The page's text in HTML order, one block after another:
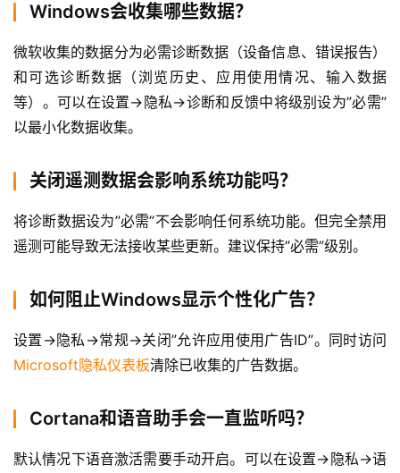
程
学
院
Windows会收集哪些数据？
微软收集的数据分为必需诊断数据（设备信息、错误报告）
和可选诊断数据（浏览历史、应用使用情况、输入数据
等）。可以在设置→隐私→诊断和反馈中将级别设为”必需”
以最小化数据收集。
关闭遥测数据会影响系统功能吗？
将诊断数据设为”必需”不会影响任何系统功能。但完全禁用
遥测可能导致无法接收某些更新。建议保持”必需”级别。
如何阻止Windows显示个性化广告？
设置→隐私→常规→关闭”允许应用使用广告ID”。同时访问
Microsoft隐私仪表板清除已收集的广告数据。
Cortana和语音助手会一直监听吗？
默认情况下语音激活需要手动开启。可以在设置→隐私→语